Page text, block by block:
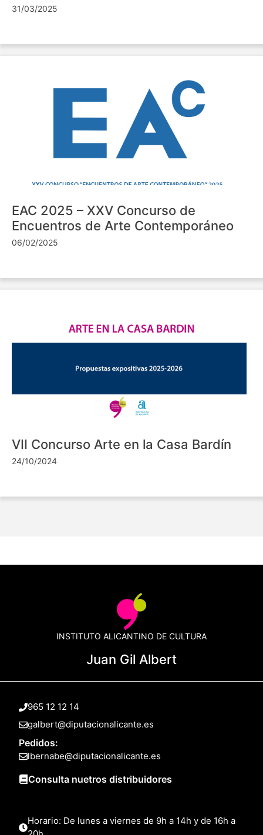
31/03/2025
EAC 2025 – XXV Concurso de
Encuentros de Arte Contemporáneo
06/02/2025
VII Concurso Arte en la Casa Bardín
24/10/2024
INSTITUTO ALICANTINO DE CULTURA
Juan Gil Albert
965 12 12 14
galbert@diputacionalicante.es
Pedidos:
lbernabe@diputacionalicante.es
Consulta nuetros distribuidores
Horario: De lunes a viernes de 9h a 14h y de 16h a